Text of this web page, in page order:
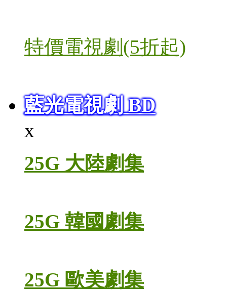
特價電視劇(5折起)
藍光電視劇 BD
x
25G 大陸劇集
25G 韓國劇集
25G 歐美劇集